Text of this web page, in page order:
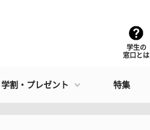
学生の
窓口とは
学割・プレゼント 特集